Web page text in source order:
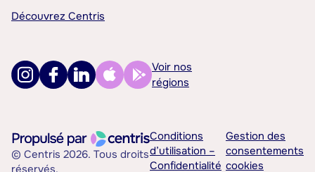
Découvrez Centris
Voir nos
régions
© Centris 2026. Tous droits
Conditions
d’utilisation –
Confidentialité
Gestion des
consentements
cookies